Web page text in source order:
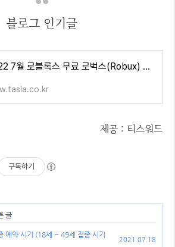
블로그 인기글
2022 7월 로블록스 무료 로벅스(Robux) 프로모코드
제공 : 티스워드
구독하기
글
예약 시기 (18세 ~ 49세 접종 시기
2021.07.18